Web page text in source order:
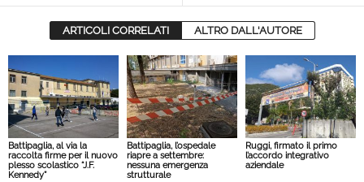
ARTICOLI CORRELATI ALTRO DALL'AUTORE
Battipaglia, al via la
raccolta firme per il nuovo
plesso scolastico “J.F.
Kennedy”
Battipaglia, l’ospedale
riapre a settembre:
nessuna emergenza
strutturale
Ruggi, firmato il primo
l’accordo integrativo
aziendale